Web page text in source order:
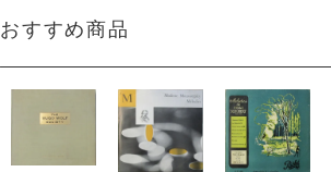
おすすめ商品